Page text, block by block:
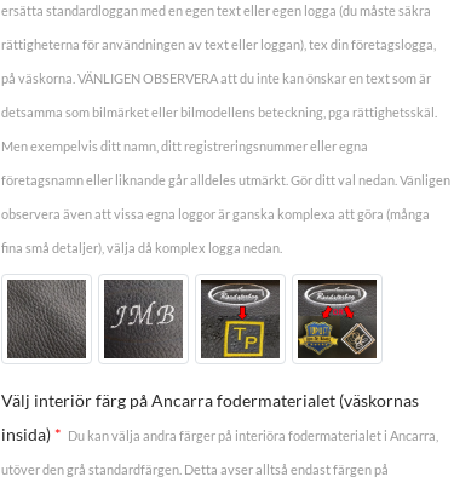
ersätta standardloggan med en egen text eller egen logga (du måste säkra
rättigheterna för användningen av text eller loggan), tex din företagslogga,
på väskorna. VÄNLIGEN OBSERVERA att du inte kan önskar en text som är
detsamma som bilmärket eller bilmodellens beteckning, pga rättighetsskäl.
Men exempelvis ditt namn, ditt registreringsnummer eller egna
företagsnamn eller liknande går alldeles utmärkt. Gör ditt val nedan. Vänligen
observera även att vissa egna loggor är ganska komplexa att göra (många
fina små detaljer), välja då komplex logga nedan.
Välj interiör färg på Ancarra fodermaterialet (väskornas
insida)* Du kan välja andra färger på interiöra fodermaterialet i Ancarra,
utöver den grå standardfärgen. Detta avser alltså endast färgen på